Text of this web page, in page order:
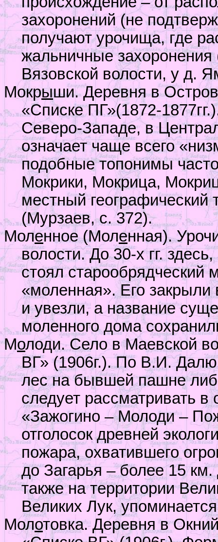
захоронений (не
получают урочища, где
жальничные
Вязовской волости, у д.
Мокрыши. Деревня в
«Списке ПГ»(1872-
Северо-Западе, в
означает чаще всего
подобные топонимы
Мокрики, Мокрица,
местный географический
(Мурзаев, с. 372).
Моленное (Моленная).
волости. До 30-х гг.
стоял старообрядческий
«моленная». Его закрыли
и увезли, а название
моленного дома
Молоди. Село в Маевской
ВГ» (1906г.). По В.И.
лес на бывшей пашне
следует рассматривать
«Зажогино – Молоди –
отголосок древней
пожара, охватившего
до Загарья – более 15
также на территории
Великих Лук,
Молотовка. Деревня в